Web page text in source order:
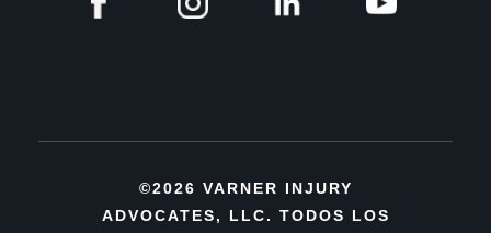
©2026 VARNER INJURY
ADVOCATES, LLC. TODOS LOS